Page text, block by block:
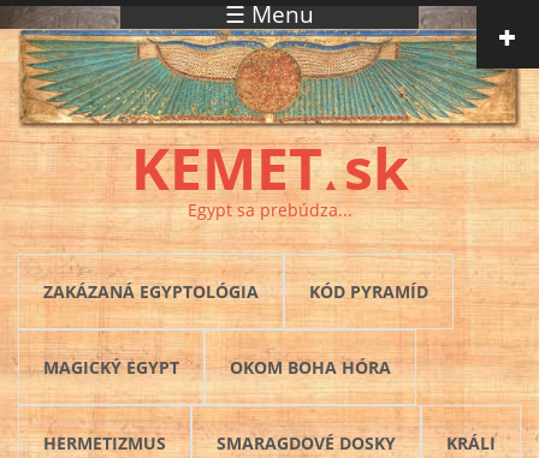
Skočiť na hlavný obsah ☰ Menu
KEMET▲ sk
Egypt sa prebúdza...
ZAKÁZANÁ EGYPTOLÓGIA KÓD PYRAMÍD
MAGICKÝ EGYPT OKOM BOHA HÓRA
HERMETIZMUS SMARAGDOVÉ DOSKY KRÁLI